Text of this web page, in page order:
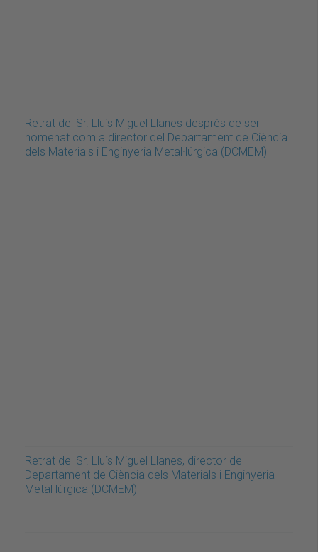
Retrat del Sr. Lluís Miguel Llanes després de ser
nomenat com a director del Departament de Ciència
dels Materials i Enginyeria Metal·lúrgica (DCMEM)
Retrat del Sr. Lluís Miguel Llanes, director del
Departament de Ciència dels Materials i Enginyeria
Metal·lúrgica (DCMEM)